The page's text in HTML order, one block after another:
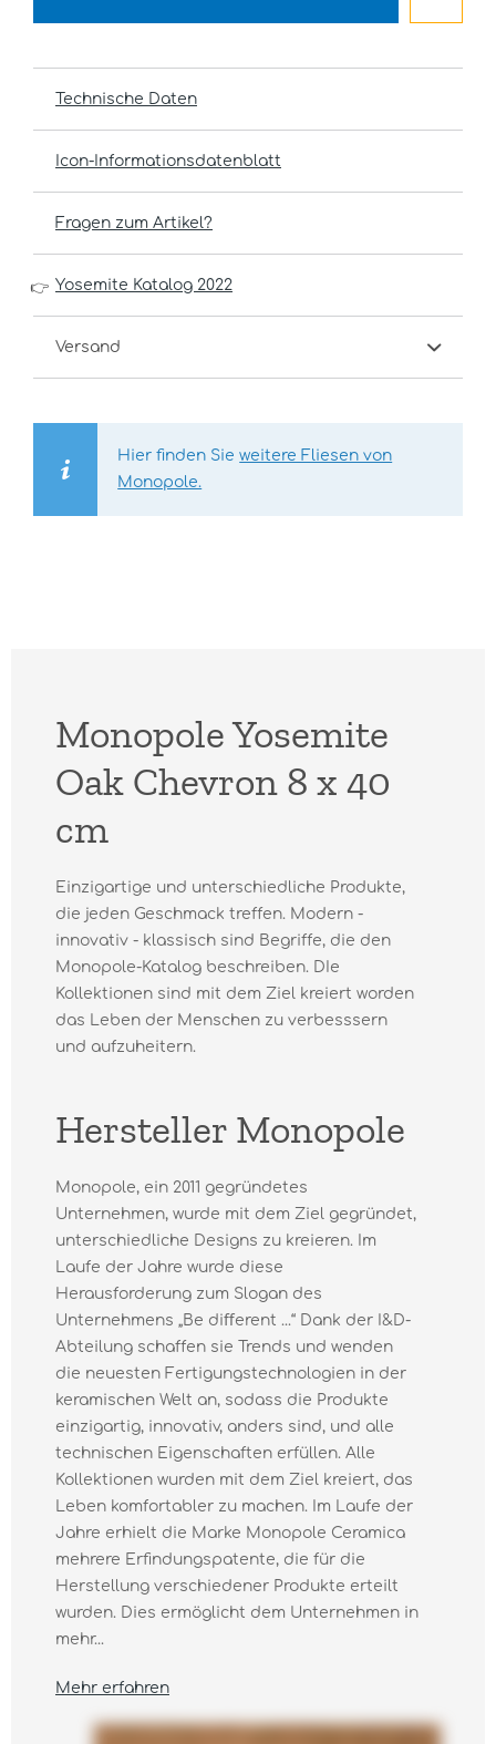
Technische Daten
Icon-Informationsdatenblatt
Fragen zum Artikel?
👉 Yosemite Katalog 2022
Versand
Hier finden Sieweitere Fliesen von
Monopole.
Monopole Yosemite
Oak Chevron 8 x 40
cm
Einzigartige und unterschiedliche Produkte,
die jeden Geschmack treffen. Modern -
innovativ - klassisch sind Begriffe, die den
Monopole-Katalog beschreiben. DIe
Kollektionen sind mit dem Ziel kreiert worden
das Leben der Menschen zu verbesssern
und aufzuheitern.
Hersteller Monopole
Monopole, ein 2011 gegründetes
Unternehmen, wurde mit dem Ziel gegründet,
unterschiedliche Designs zu kreieren. Im
Laufe der Jahre wurde diese
Herausforderung zum Slogan des
Unternehmens „Be diﬀerent ...“ Dank der I&D-
Abteilung schaffen sie Trends und wenden
die neuesten Fertigungstechnologien in der
keramischen Welt an, sodass die Produkte
einzigartig, innovativ, anders sind, und alle
technischen Eigenschaften erfüllen. Alle
Kollektionen wurden mit dem Ziel kreiert, das
Leben komfortabler zu machen. Im Laufe der
Jahre erhielt die Marke Monopole Ceramica
mehrere Erfindungspatente, die für die
Herstellung verschiedener Produkte erteilt
wurden. Dies ermöglicht dem Unternehmen in
mehr...
Mehr erfahren